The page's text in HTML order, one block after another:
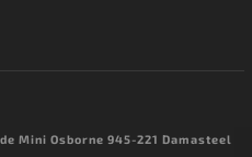
Mini Osborne 945-221 Damasteel